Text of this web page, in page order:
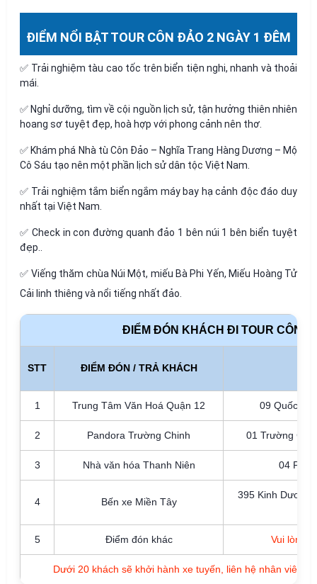
ĐIỂM NỔI BẬT TOUR CÔN ĐẢO 2 NGÀY 1 ĐÊM
✅ Trải nghiệm tàu cao tốc trên biển tiện nghi, nhanh và thoải
mái.
✅ Nghỉ dưỡng, tìm về cội nguồn lịch sử, tận hưởng thiên nhiên
hoang sơ tuyệt đẹp, hoà hợp với phong cảnh nên thơ.
✅ Khám phá Nhà tù Côn Đảo – Nghĩa Trang Hàng Dương – Mộ
Cô Sáu tạo nên một phần lịch sử dân tộc Việt Nam.
✅ Trải nghiệm tắm biển ngắm máy bay hạ cảnh độc đáo duy
nhất tại Việt Nam.
✅ Check in con đường quanh đảo 1 bên núi 1 bên biển tuyệt
đẹp..
✅ Viếng thăm chùa Núi Một, miếu Bà Phi Yến, Miếu Hoàng Tử
Cải linh thiêng và nổi tiếng nhất đảo.
ĐIỂM ĐÓN KHÁCH ĐI TOUR CÔN
STT ĐIỂM ĐÓN / TRẢ KHÁCH
1 Trung Tâm Văn Hoá Quận 12 09 Quốc lộ
2 Pandora Trường Chinh 01 Trường
3 Nhà văn hóa Thanh Niên 04
4 Bến xe Miền Tây
395 Kinh Dương
5 Điểm đón khác Vui lòng
Dưới 20 khách sẽ khởi hành xe tuyến, liên hệ nhân viên